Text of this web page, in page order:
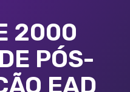
2000
PÓS-
EAD